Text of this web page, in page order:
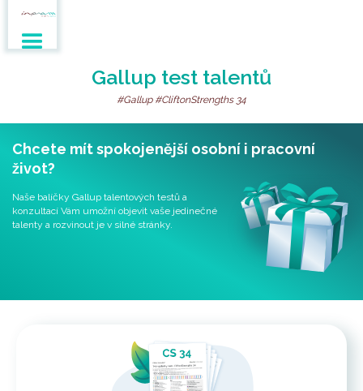
Gallup test talentů
#Gallup #CliftonStrengths 34
Chcete mít spokojenější osobní i pracovní
život?
Naše balíčky Gallup talentových testů a
konzultací Vám umožní objevit vaše jedinečné
talenty a rozvinout je v silné stránky.